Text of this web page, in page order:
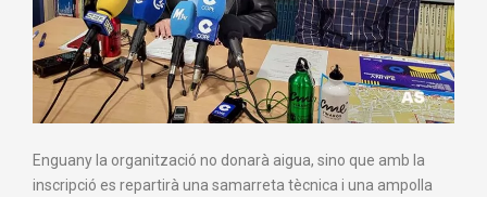
Enguany la organització no donarà aigua, sino que amb la
inscripció es repartirà una samarreta tècnica i una ampolla